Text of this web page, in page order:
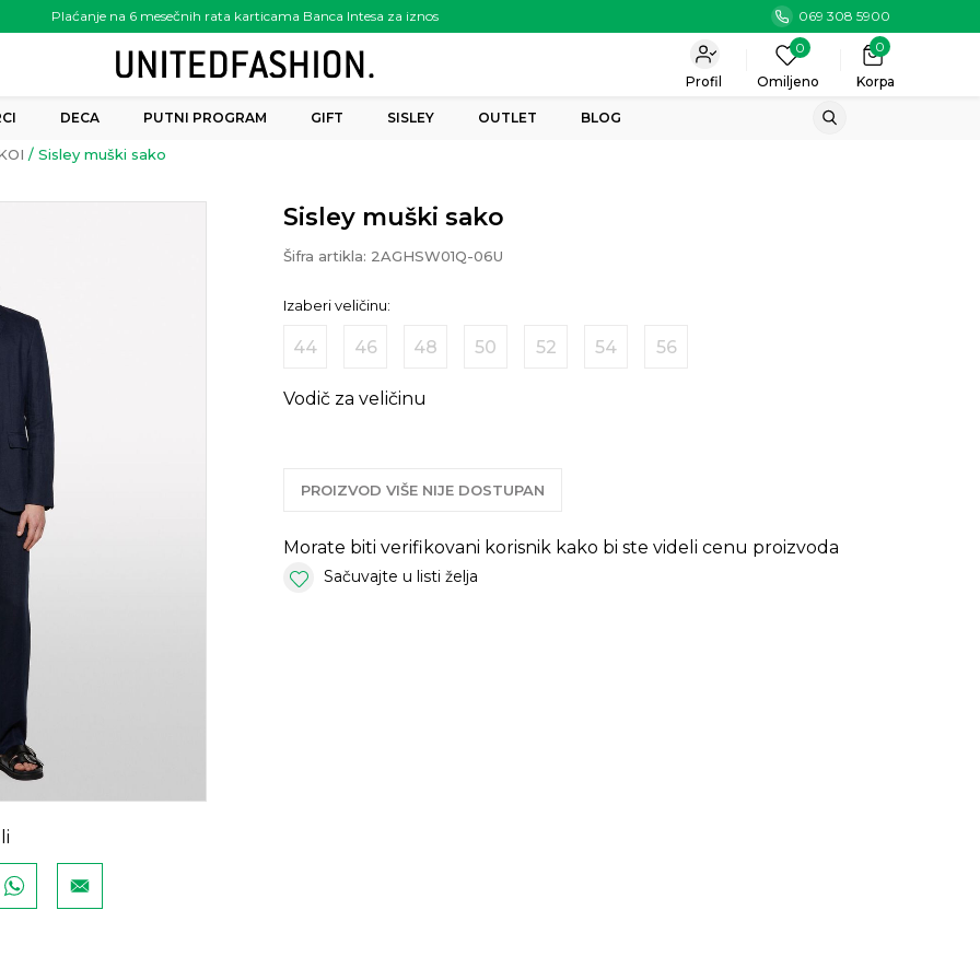
Plaćanje na 6 mesečnih rata karticama Banca Intesa za iznos
preko 6.000.00 rsd
069 308 5900
Korpa
0
0
Omiljeno
Profil
DECA PUTNI PROGRAM GIFT SISLEY OUTLET BLOG
Sisley muški sako
Sisley muški sako
Šifra artikla: 2AGHSW01Q-06U
Izaberi veličinu:
44 46 48 50 52 54 56
Vodič za veličinu
PROIZVOD VIŠE NIJE DOSTUPAN
Morate biti verifikovani korisnik kako bi ste videli cenu proizvoda
Sačuvajte u listi želja